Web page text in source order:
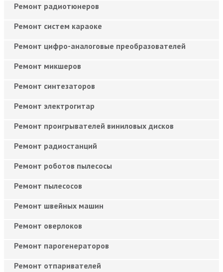
Ремонт радиотюнеров
Ремонт систем караоке
Ремонт цифро-аналоговые преобразователей
Ремонт микшеров
Ремонт синтезаторов
Ремонт электрогитар
Ремонт проигрывателей виниловых дисков
Ремонт радиостанций
Ремонт роботов пылесосы
Ремонт пылесосов
Ремонт швейных машин
Ремонт оверлоков
Ремонт парогенераторов
Ремонт отпаривателей